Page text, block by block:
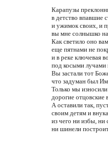
Карапузы
в детство впавшие
и ужимок своих,
вы мне солнышко
Как светило оно
еще пятнами не
и в реке ключевая
под косыми лучами
Вы застали тот
что задуман был
Только мы
дорогие отцовские
А оставили так,
своим детям и
из чего ни избы, ни
ни шинели